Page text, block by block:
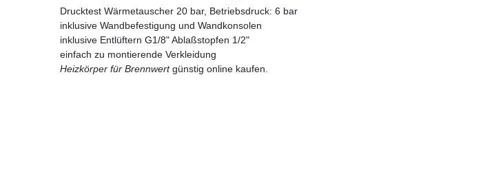
Drucktest Wärmetauscher 20 bar, Betriebsdruck: 6 bar
inklusive Wandbefestigung und Wandkonsolen
inklusive Entlüftern G1/8" Ablaßstopfen 1/2"
einfach zu montierende Verkleidung
Heizkörper für Brennwertgünstig online kaufen.